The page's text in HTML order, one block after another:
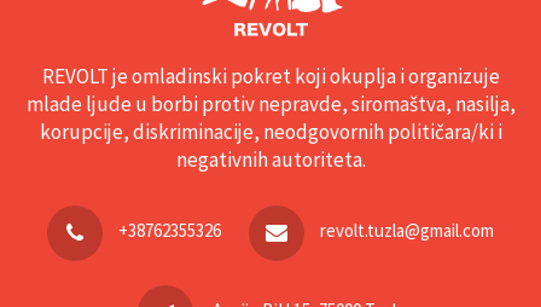
REVOLT je omladinski pokret koji okuplja i organizuje
mlade ljude u borbi protiv nepravde, siromaštva, nasilja,
korupcije, diskriminacije, neodgovornih političara/ki i
negativnih autoriteta.
+38762355326 revolt.tuzla@gmail.com